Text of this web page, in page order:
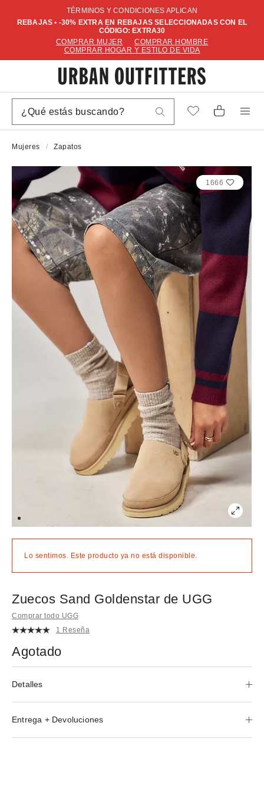
TÉRMINOS Y CONDICIONES APLICAN
REBAJAS • -30% EXTRA EN REBAJAS SELECCIONADAS CON EL
CÓDIGO: EXTRA30
COMPRAR MUJER
COMPRAR HOMBRE
COMPRAR HOGAR Y ESTILO DE VIDA
Mujeres Zapatos
1666
Lo sentimos. Este producto ya no está disponible.
Zuecos Sand Goldenstar de UGG
Comprar todo UGG
1 Reseña
Agotado
Detalles
Entrega + Devoluciones